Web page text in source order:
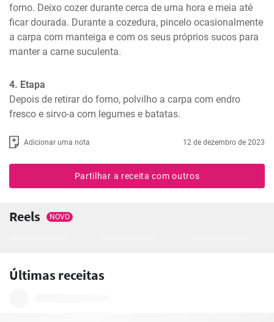
forno. Deixo cozer durante cerca de uma hora e meia até
ficar dourada. Durante a cozedura, pincelo ocasionalmente
a carpa com manteiga e com os seus próprios sucos para
manter a carne suculenta.
4. Etapa
Depois de retirar do forno, polvilho a carpa com endro
fresco e sirvo-a com legumes e batatas.
Adicionar uma nota 12 de dezembro de 2023
Partilhar a receita com outros
Reels NOVO
Últimas receitas